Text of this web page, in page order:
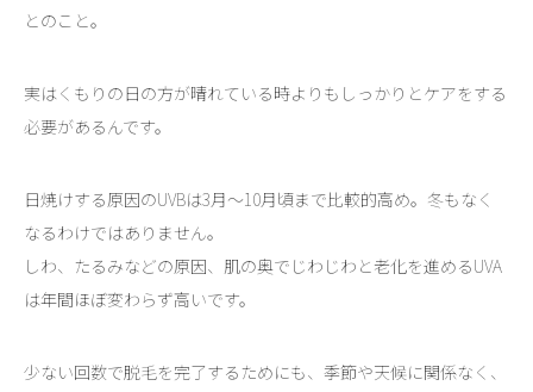
とのこと。
実はくもりの日の方が晴れている時よりもしっかりとケアをする
必要があるんです。
日焼けする原因のUVBは3月～10月頃まで比較的高め。冬もなく
なるわけではありません。
しわ、たるみなどの原因、肌の奥でじわじわと老化を進めるUVA
は年間ほぼ変わらず高いです。
少ない回数で脱毛を完了するためにも、季節や天候に関係なく、